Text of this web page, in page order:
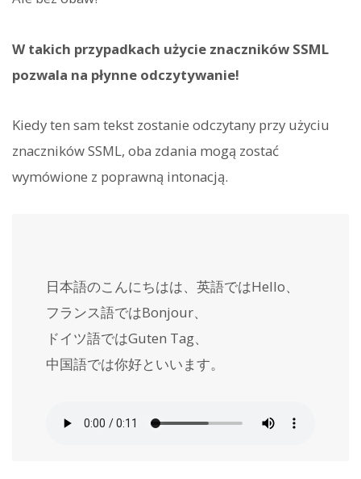
W takich przypadkach użycie znaczników SSML
pozwala na płynne odczytywanie!
Kiedy ten sam tekst zostanie odczytany przy użyciu
znaczników SSML, oba zdania mogą zostać
wymówione z poprawną intonacją.
日本語のこんにちはは、英語ではHello、
フランス語ではBonjour、
ドイツ語ではGuten Tag、
中国語では你好といいます。